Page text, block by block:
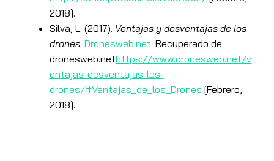
2018].
Silva, L. (2017). Ventajas y desventajas de los
drones. Dronesweb.net. Recuperado de:
dronesweb.nethttps://www.dronesweb.net/v
entajas-desventajas-los-
drones/#Ventajas_de_los_Drones [Febrero,
2018].